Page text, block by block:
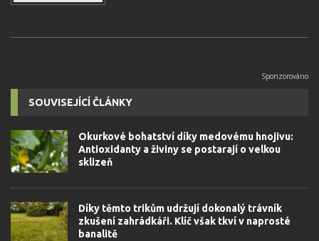
SOUVISEJÍCÍ ČLÁNKY
Okurkové bohatství díky medovému hnojivu:
Antioxidanty a živiny se postarají o velkou
sklizeň
Díky těmto trikům udržují dokonalý trávník
zkušení zahrádkáři. Klíč však tkví v naprosté
banalitě